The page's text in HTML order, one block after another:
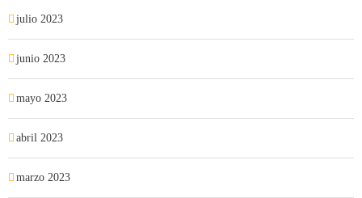
julio 2023
junio 2023
mayo 2023
abril 2023
marzo 2023